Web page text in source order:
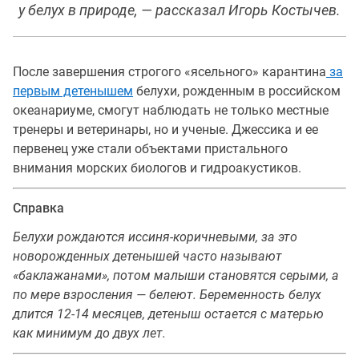
у белух в природе, — рассказал Игорь Костычев.
После завершения строгого «ясельного» карантина за
первым детенышем белухи, рожденным в российском
океанариуме, смогут наблюдать не только местные
тренеры и ветеринары, но и ученые. Джессика и ее
первенец уже стали объектами пристального
внимания морских биологов и гидроакустиков.
Справка
Белухи рождаются иссиня-коричневыми, за это
новорожденных детенышей часто называют
«баклажанами», потом малыши становятся серыми, а
по мере взросления — белеют. Беременность белух
длится 12-14 месяцев, детеныш остается с матерью
как минимум до двух лет.